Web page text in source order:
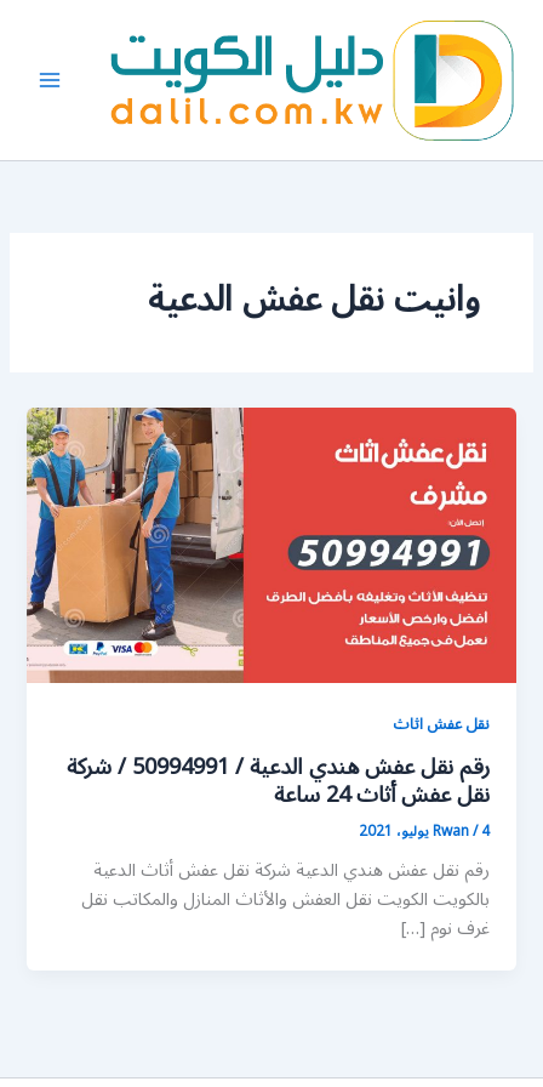
المحتوى
وانيت نقل عفش الدعية
نقل عفش اثاث
رقم نقل عفش هندي الدعية / 50994991 / شركة
نقل عفش أثاث 24 ساعة
Rwan/4 يوليو، 2021
رقم نقل عفش هندي الدعية شركة نقل عفش أثاث الدعية
بالكويت الكويت نقل العفش والأثاث المنازل والمكاتب نقل
غرف نوم […]